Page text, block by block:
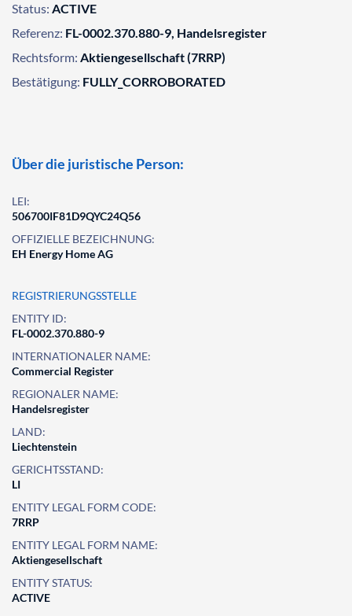
Status: ACTIVE
Referenz: FL-0002.370.880-9, Handelsregister
Rechtsform: Aktiengesellschaft (7RRP)
Bestätigung: FULLY_CORROBORATED
Über die juristische Person:
LEI:
506700IF81D9QYC24Q56
OFFIZIELLE BEZEICHNUNG:
EH Energy Home AG
REGISTRIERUNGSSTELLE
ENTITY ID:
FL-0002.370.880-9
INTERNATIONALER NAME:
Commercial Register
REGIONALER NAME:
Handelsregister
LAND:
Liechtenstein
GERICHTSSTAND:
LI
ENTITY LEGAL FORM CODE:
7RRP
ENTITY LEGAL FORM NAME:
Aktiengesellschaft
ENTITY STATUS:
ACTIVE